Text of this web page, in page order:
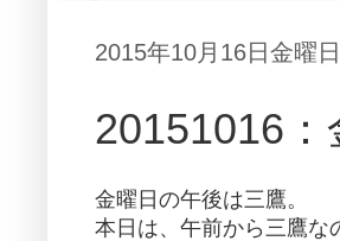
2015年10月16日金曜日
20151016
金曜日の午後は三鷹。
本日は、午前から三鷹な